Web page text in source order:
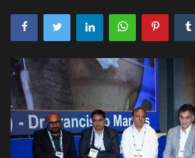
मनोरंजन
खेल
एजुकेशन & करियर
हेल्थ & लाइफ स्टाइल